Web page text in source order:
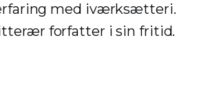
med iværksætteri.
forfatter i sin fritid.